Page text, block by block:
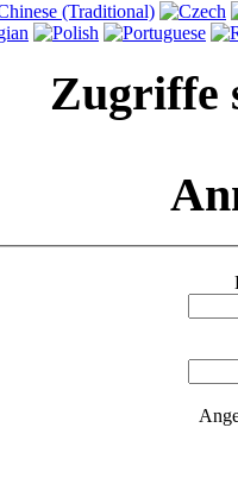
Zugriffe